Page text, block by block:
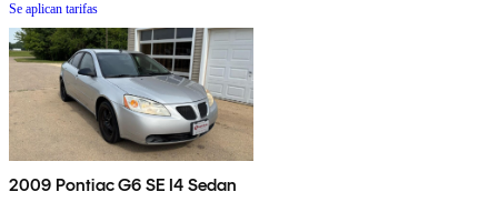
Se aplican tarifas
2009 Pontiac G6 SE I4 Sedan